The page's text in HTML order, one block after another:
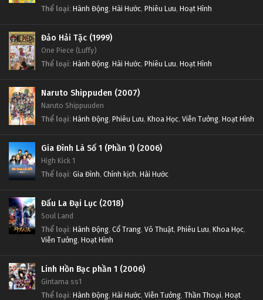
Thể loại: Hành Động, Hài Hước, Phiêu Lưu, Hoạt Hình
Đảo Hải Tặc (1999)
One Piece (Luffy)
Thể loại: Hành Động, Hài Hước, Phiêu Lưu, Hoạt Hình
Naruto Shippuden (2007)
Naruto Shippuuden
Thể loại: Hành Động, Phiêu Lưu, Khoa Học, Viễn Tưởng, Hoạt Hình
Gia Đình Là Số 1 (Phần 1) (2006)
High Kick 1
Thể loại: Gia Đình, Chính kịch, Hài Hước
Đấu La Đại Lục (2018)
Soul Land
Thể loại: Hành Động, Cổ Trang, Võ Thuật, Phiêu Lưu, Khoa Học,
Viễn Tưởng, Hoạt Hình
Linh Hồn Bạc phần 1 (2006)
Gintama ss1
Thể loại: Hành Động, Hài Hước, Viễn Tưởng, Thần Thoại, Hoạt